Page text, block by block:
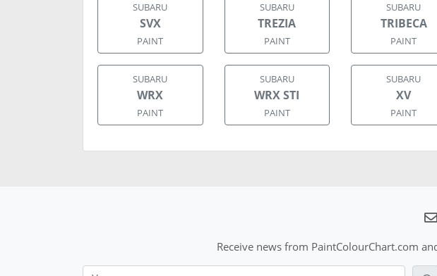
SUBARU
SVX
PAINT
SUBARU
TREZIA
PAINT
SUBARU
TRIBECA
PAINT
SUBARU
WRX
PAINT
SUBARU
WRX STI
PAINT
SUBARU
XV
PAINT
Receive news from PaintColourChart.com
Nom
E-mail